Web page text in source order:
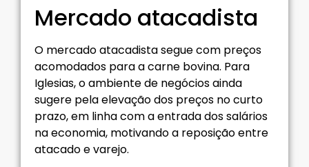
Mercado atacadista
O mercado atacadista segue com preços
acomodados para a carne bovina. Para
Iglesias, o ambiente de negócios ainda
sugere pela elevação dos preços no curto
prazo, em linha com a entrada dos salários
na economia, motivando a reposição entre
atacado e varejo.